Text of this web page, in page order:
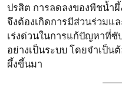
ปรสิต การลดลงของพืชน้ำ
จึงต้องเกิดการมีส่วนร่วมแ
เร่งด่วนในการแก้ปัญหาที่ซั
อย่างเป็นระบบ โดยจำเป็
ผึ้งขึ้นมา